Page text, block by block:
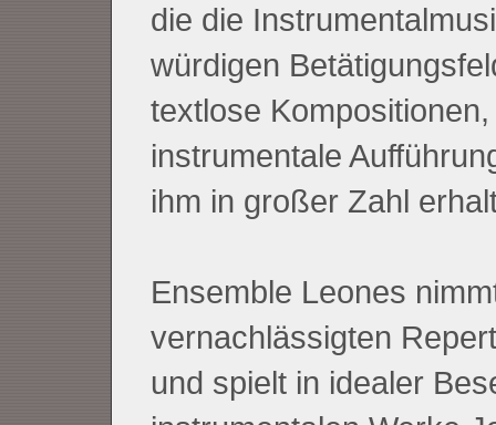
die die
würdigen
textlose
instrumentale
ihm in großer Zahl
Ensemble Leones
vernachlässigten
und spielt in idealer